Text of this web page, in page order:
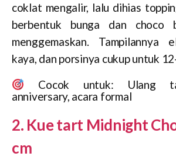
coklat mengalir, lalu dihias
berbentuk bunga dan choco
menggemaskan. Tampilannya
kaya, dan porsinya cukup untuk
Cocok untuk: Ulang
anniversary, acara formal
2. Kue tart Midnight
cm